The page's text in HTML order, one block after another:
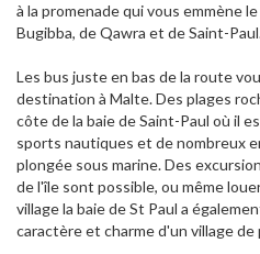
à la promenade qui vous emmène
Bugibba, de Qawra et de Saint-
Les bus juste en bas de la route
destination à Malte. Des plages
côte de la baie de Saint-Paul où il
sports nautiques et de nombreux
plongée sous marine. Des
de l'île sont possible, ou même
village la baie de St Paul a
caractère et charme d'un village de